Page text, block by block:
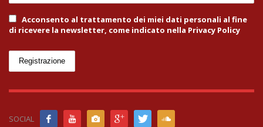
Acconsento al trattamento dei miei dati personali al fine
di ricevere la newsletter, come indicato nella Privacy Policy
SOCIAL